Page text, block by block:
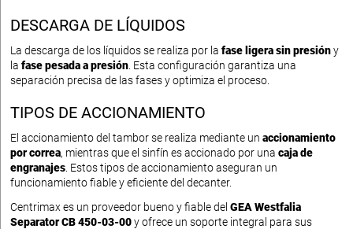
DESCARGA DE LÍQUIDOS
La descarga de los líquidos se realiza por la fase ligera sin presióny
la fase pesada a presión . Esta configuración garantiza una
separación precisa de las fases y optimiza el proceso.
TIPOS DE ACCIONAMIENTO
El accionamiento del tambor se realiza mediante un accionamiento
por correa, mientras que el sinfín es accionado por una caja de
engranajes . Estos tipos de accionamiento aseguran un
funcionamiento fiable y eficiente del decanter.
Centrimax es un proveedor bueno y fiable del GEA Westfalia
Separator CB 450-03-00y ofrece un soporte integral para sus